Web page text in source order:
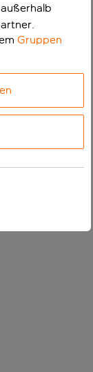
Gruppen